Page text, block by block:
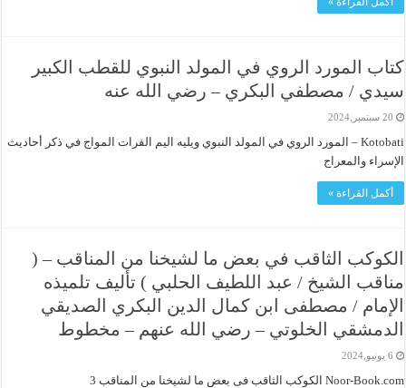
كتاب المورد الروي في المولد النبوي للقطب الكبير
سيدي / مصطفي البكري – رضي الله عنه
20 سبتمبر,2024
Kotobati – المورد الروي في المولد النبوي ويليه اليم الفرات المواج في ذكر أحاديث
الإسراء والمعراج
أكمل القراءة »
الكوكب الثاقب في بعض ما لشيخنا من المناقب – (
مناقب الشيخ / عبد اللطيف الحلبي ) تأليف تلميذه
الإمام / مصطفى ابن كمال الدين البكري الصديقي
الدمشقي الخلوتي – رضي الله عنهم – مخطوط
6 يونيو,2024
Noor-Book.com الكوكب الثاقب فى بعض ما لشيخنا من المناقب 3